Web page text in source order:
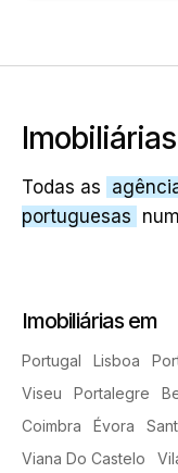
Todas as
portuguesas
Imobiliárias em
Portugal Lisboa
Viseu
Portalegre
Coimbra
Évora
Viana Do Castelo